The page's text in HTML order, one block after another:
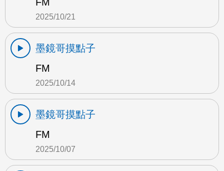
2025/10/21
墨鏡哥摸點子
FM
2025/10/14
墨鏡哥摸點子
FM
2025/10/07